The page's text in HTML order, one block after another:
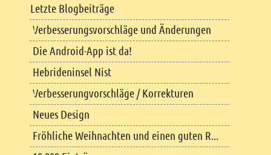
Letzte Blogbeiträge
Verbesserungsvorschläge und Änderungen
Die Android-App ist da!
Hebrideninsel Nist
Verbesserungvorschläge / Korrekturen
Neues Design
Fröhliche Weihnachten und einen guten R...